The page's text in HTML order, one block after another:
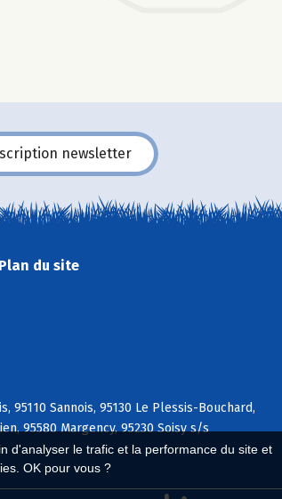
d'analyser le trafic et la performance du site et
OK pour vous ?
newsletter
Plan du site
Sannois, 95130 Le Plessis-Bouchard,
95580 Margency, 95230 Soisy s/s